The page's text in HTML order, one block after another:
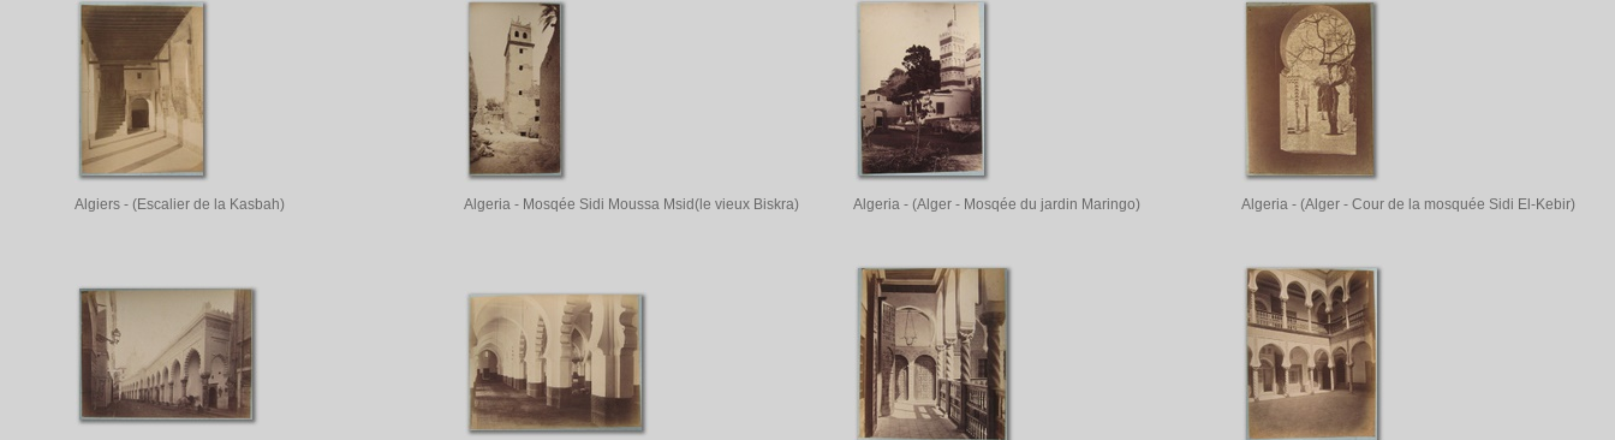
Algiers - (Escalier de la Kasbah) Algeria - Mosqée Sidi Moussa Msid(le vieux Biskra) Algeria - (Alger - Mosqée du jardin Maringo) Algeria - (Alger - Cour de la mosquée Sidi El-Kebir)